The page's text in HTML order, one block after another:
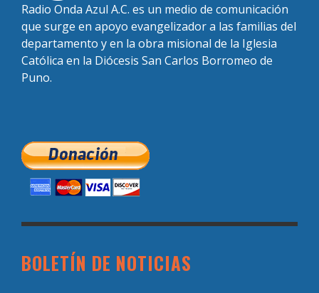
Radio Onda Azul A.C. es un medio de comunicación
que surge en apoyo evangelizador a las familias del
departamento y en la obra misional de la Iglesia
Católica en la Diócesis San Carlos Borromeo de
Puno.
BOLETÍN DE NOTICIAS